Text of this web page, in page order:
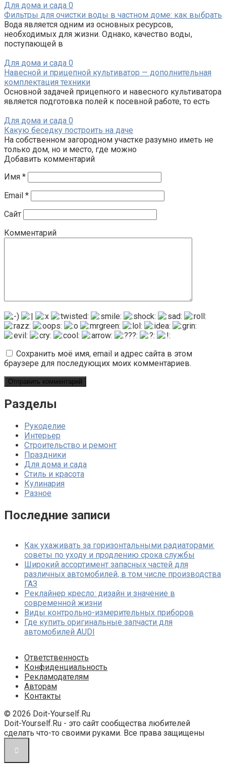
Для дома и сада 0
Фильтры для очистки воды в частном доме: как выбрать
Вода является одним из основных ресурсов,
необходимых для жизни. Однако, качество воды,
поступающей в
Для дома и сада 0
Навесной и прицепной культиватор — дополнительная
комплектация техники
Основной задачей прицепного и навесного культиватора
является подготовка полей к посевной работе, то есть
Для дома и сада 0
Какую беседку построить на даче
На собственном загородном участке разумно иметь не
только дом, но и место, где можно
Добавить комментарий
Имя *
Email *
Сайт
Комментарий
Сохранить моё имя, email и адрес сайта в этом
браузере для последующих моих комментариев.
Разделы
Рукоделие
Интерьер
Строительство и ремонт
Праздники
Для дома и сада
Стиль и красота
Кулинария
Разное
Последние записи
Как ухаживать за горизонтальными радиаторами:
советы по уходу и продлению срока службы
Широкий ассортимент запасных частей для
различных автомобилей, в том числе производства
ГАЗ
Реклайнер кресло: дизайн и значение в
современной жизни
Виды контрольно-измерительных приборов
Где купить оригинальные запчасти для
автомобилей AUDI
Ответственность
Конфиденциальность
Рекламодателям
Авторам
Контакты
© 2026 Doit-Yourself.Ru
Doit-Yourself.Ru - это сайт сообщества любителей
сделать что-то своими руками. Все права защищены